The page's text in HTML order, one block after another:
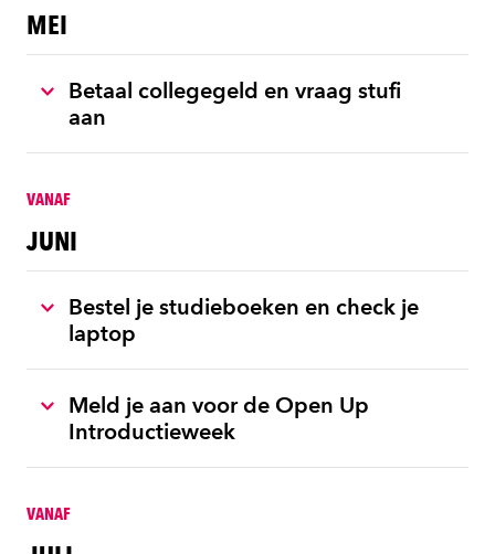
MEI
Betaal collegegeld en vraag stufi
aan
VANAF
JUNI
Bestel je studieboeken en check je
laptop
Meld je aan voor de Open Up
Introductieweek
VANAF